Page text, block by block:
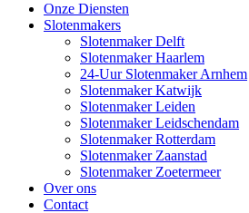
Onze Diensten
Slotenmakers
Slotenmaker Delft
Slotenmaker Haarlem
24-Uur Slotenmaker Arnhem
Slotenmaker Katwijk
Slotenmaker Leiden
Slotenmaker Leidschendam
Slotenmaker Rotterdam
Slotenmaker Zaanstad
Slotenmaker Zoetermeer
Over ons
Contact